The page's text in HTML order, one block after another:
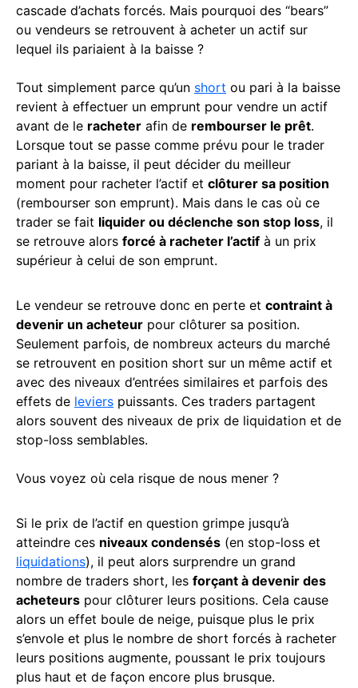
cascade d’achats forcés. Mais pourquoi des “bears”
ou vendeurs se retrouvent à acheter un actif sur
lequel ils pariaient à la baisse ?
Tout simplement parce qu’un short ou pari à la baisse
revient à effectuer un emprunt pour vendre un actif
avant de le racheter afin de rembourser le prêt.
Lorsque tout se passe comme prévu pour le trader
pariant à la baisse, il peut décider du meilleur
moment pour racheter l’actif et clôturer sa position
(rembourser son emprunt). Mais dans le cas où ce
trader se fait liquider ou déclenche son stop loss, il
se retrouve alors forcé à racheter l’actif à un prix
supérieur à celui de son emprunt.
Le vendeur se retrouve donc en perte et contraint à
devenir un acheteur pour clôturer sa position.
Seulement parfois, de nombreux acteurs du marché
se retrouvent en position short sur un même actif et
avec des niveaux d’entrées similaires et parfois des
effets de leviers puissants. Ces traders partagent
alors souvent des niveaux de prix de liquidation et de
stop-loss semblables.
Vous voyez où cela risque de nous mener ?
Si le prix de l’actif en question grimpe jusqu’à
atteindre ces niveaux condensés (en stop-loss et
liquidations), il peut alors surprendre un grand
nombre de traders short, les forçant à devenir des
acheteurs pour clôturer leurs positions. Cela cause
alors un effet boule de neige, puisque plus le prix
s’envole et plus le nombre de short forcés à racheter
leurs positions augmente, poussant le prix toujours
plus haut et de façon encore plus brusque.